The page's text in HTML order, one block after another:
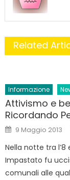
Related
Informazione
Attivismo e
Ricordando
Posted
on
9 Maggio 2013
Nella notte tra l’8
Impastato fu
comunali alle